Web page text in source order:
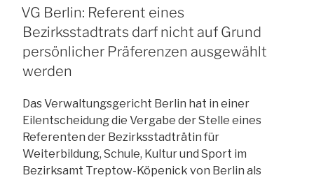
AM
VG Berlin: Referent eines
Bezirksstadtrats darf nicht auf Grund
persönlicher Präferenzen ausgewählt
werden
Das Verwaltungsgericht Berlin hat in einer
Eilentscheidung die Vergabe der Stelle eines
Referenten der Bezirksstadträtin für
Weiterbildung, Schule, Kultur und Sport im
Bezirksamt Treptow-Köpenick von Berlin als